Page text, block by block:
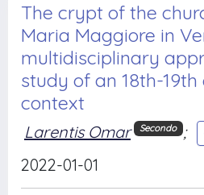
The crypt of the
Maria Maggiore in
multidisciplinary
study of an 18th-
context
Larentis Omar Secondo ;
2022-01-01